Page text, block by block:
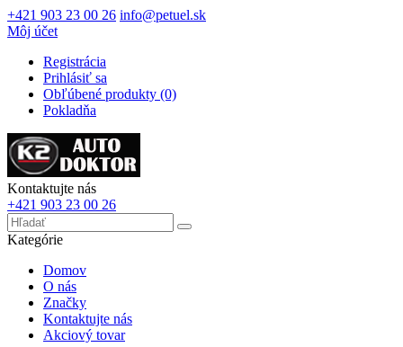
+421 903 23 00 26 info@petuel.sk
Môj účet
Registrácia
Prihlásiť sa
Obľúbené produkty (0)
Pokladňa
Kontaktujte nás
+421 903 23 00 26
Kategórie
Domov
O nás
Značky
Kontaktujte nás
Akciový tovar